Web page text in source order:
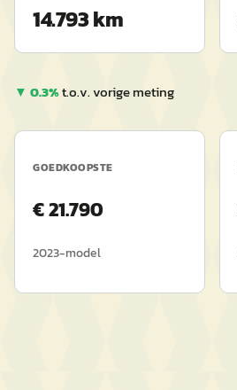
14.793 km
▼ 0.3%t.o.v. vorige meting
GOEDKOOPSTE
€21.790
2023-model